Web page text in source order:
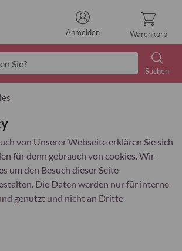
Suchen
Warenkorb
Anmelden
von Unserer Webseite erklären Sie sich
für denn gebrauch von cookies. Wir
um den Besuch dieser Seite
Die Daten werden nur für interne
genutzt und nicht an Dritte